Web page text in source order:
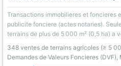
Transactions immobilieres et foncieres
publicite fonciere (actes notaries).
terrains de plus de 5 000 m² (0,5 ha) a
348 ventes de terrains agricoles (≥ 5
Demandes de Valeurs Foncieres